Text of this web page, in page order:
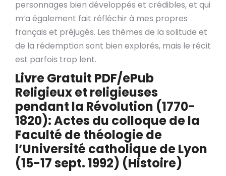
personnages bien développés et crédibles, et qui
m’a également fait réfléchir à mes propres
français et préjugés. Les thèmes de la solitude et
de la rédemption sont bien explorés, mais le récit
est parfois trop lent.
Livre Gratuit PDF/ePub
Religieux et religieuses
pendant la Révolution (1770-
1820): Actes du colloque de la
Faculté de théologie de
l’Université catholique de Lyon
(15-17 sept. 1992) (Histoire)